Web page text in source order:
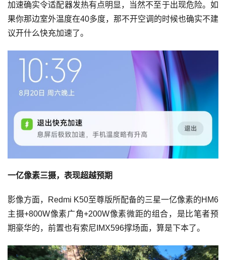
加速确实令适配器发热有点明显，当然不至于出现危险。如
果你那边室外温度在40多度，那不开空调的时候也确实不建
议开什么快充加速了。
一亿像素三摄，表现超越预期
影像方面，Redmi K50至尊版所配备的三星一亿像素的HM6
主摄+800W像素广角+200W像素微距的组合，是比笔者预
期豪华的，前置也有索尼IMX596撑场面，算是下本了。